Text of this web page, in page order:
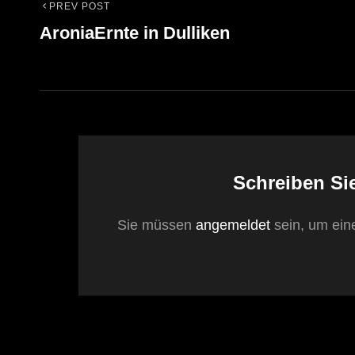
Beitrags-
Navigation
Previous
Post
PREV POST
AroniaErnte in Dulliken
Schreiben
Sie müssenangemeldet sein, um